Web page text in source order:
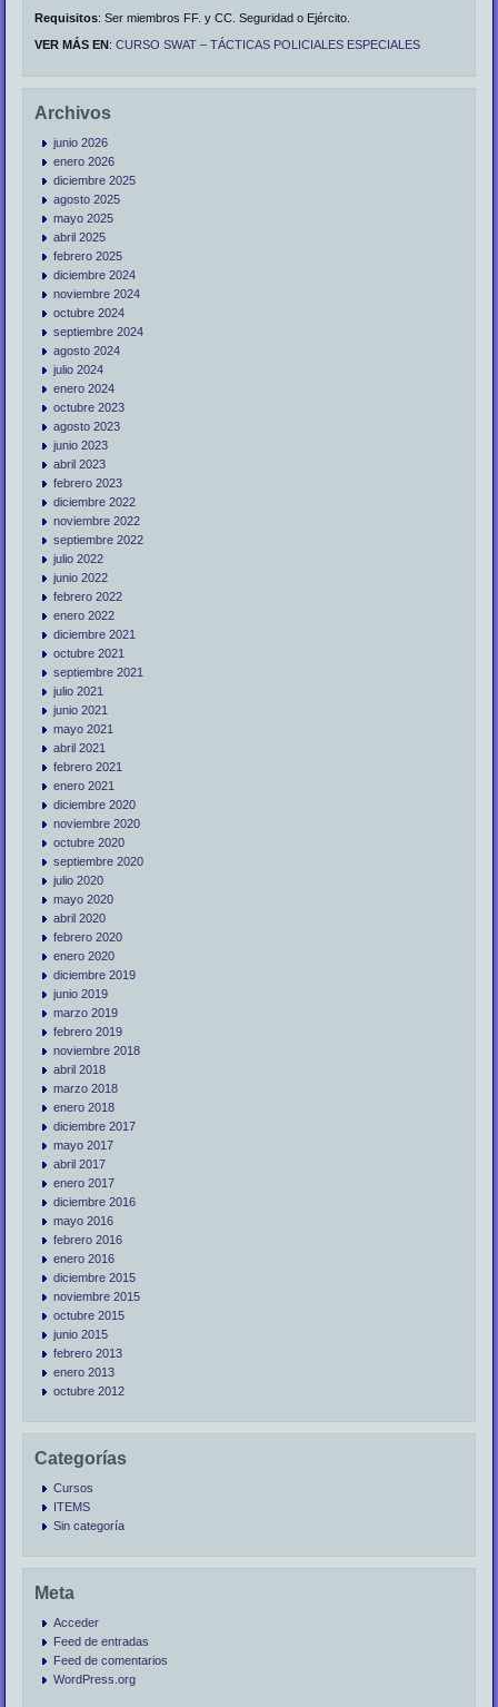
Requisitos: Ser miembros FF. y CC. Seguridad o Ejército.
VER MÁS EN :CURSO SWAT – TÁCTICAS POLICIALES ESPECIALES
Archivos
junio 2026
enero 2026
diciembre 2025
agosto 2025
mayo 2025
abril 2025
febrero 2025
diciembre 2024
noviembre 2024
octubre 2024
septiembre 2024
agosto 2024
julio 2024
enero 2024
octubre 2023
agosto 2023
junio 2023
abril 2023
febrero 2023
diciembre 2022
noviembre 2022
septiembre 2022
julio 2022
junio 2022
febrero 2022
enero 2022
diciembre 2021
octubre 2021
septiembre 2021
julio 2021
junio 2021
mayo 2021
abril 2021
febrero 2021
enero 2021
diciembre 2020
noviembre 2020
octubre 2020
septiembre 2020
julio 2020
mayo 2020
abril 2020
febrero 2020
enero 2020
diciembre 2019
junio 2019
marzo 2019
febrero 2019
noviembre 2018
abril 2018
marzo 2018
enero 2018
diciembre 2017
mayo 2017
abril 2017
enero 2017
diciembre 2016
mayo 2016
febrero 2016
enero 2016
diciembre 2015
noviembre 2015
octubre 2015
junio 2015
febrero 2013
enero 2013
octubre 2012
Categorías
Cursos
ITEMS
Sin categoría
Meta
Acceder
Feed de entradas
Feed de comentarios
WordPress.org